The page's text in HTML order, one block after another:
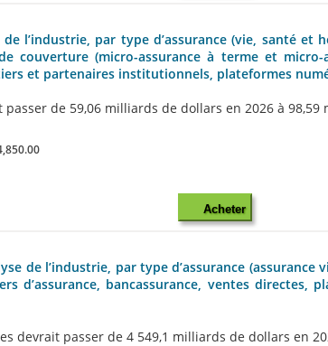
l’industrie, par type d’assurance (vie, santé
couverture (micro-assurance à terme et
et partenaires institutionnels, plateformes
de 59,06 milliards de dollars en 2026 à 98,59
Acheter
de l’industrie, par type d’assurance
d’assurance, bancassurance, ventes
devrait passer de 4 549,1 milliards de dollars en